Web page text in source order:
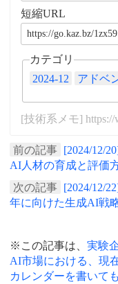
短縮URL
カテゴリ
2024-12
アドベ
[技術系メモ] https://
前の記事
[2024/12/
AI人材の育成と評価
次の記事
[2024/12/
年に向けた生成AI戦
※この記事は、 実験
AI市場における、現
カレンダーを書いて